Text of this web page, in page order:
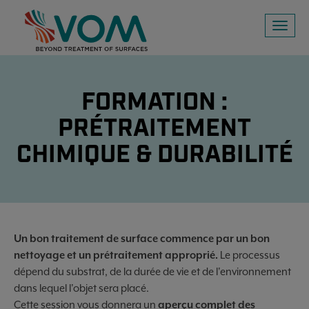
Toggle
FORMATION :
PRÉTRAITEMENT
CHIMIQUE & DURABILITÉ
Un bon traitement de surface commence par un bon
nettoyage et un prétraitement approprié. Le processus
dépend du substrat, de la durée de vie et de l'environnement
dans lequel l'objet sera placé.
Cette session vous donnera un aperçu complet des